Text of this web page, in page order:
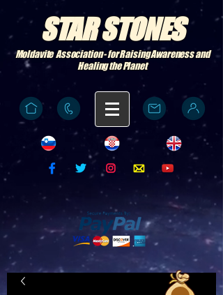
STAR STONES
Moldavite Association - for Raising Awareness and
Healing the Planet